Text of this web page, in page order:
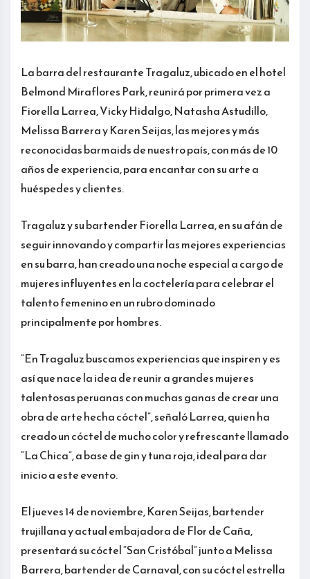
La barra del restaurante Tragaluz, ubicado en el hotel
Belmond Miraflores Park, reunirá por primera vez a
Fiorella Larrea, Vicky Hidalgo, Natasha Astudillo,
Melissa Barrera y Karen Seijas, las mejores y más
reconocidas barmaids de nuestro país, con más de 10
años de experiencia, para encantar con su arte a
huéspedes y clientes.
Tragaluz y su bartender Fiorella Larrea, en su afán de
seguir innovando y compartir las mejores experiencias
en su barra, han creado una noche especial a cargo de
mujeres influyentes en la coctelería para celebrar el
talento femenino en un rubro dominado
principalmente por hombres.
“En Tragaluz buscamos experiencias que inspiren y es
así que nace la idea de reunir a grandes mujeres
talentosas peruanas con muchas ganas de crear una
obra de arte hecha cóctel”, señaló Larrea, quien ha
creado un cóctel de mucho color y refrescante llamado
“La Chica”, a base de gin y tuna roja, ideal para dar
inicio a este evento.
El jueves 14 de noviembre, Karen Seijas, bartender
trujillana y actual embajadora de Flor de Caña,
presentará su cóctel “San Cristóbal” junto a Melissa
Barrera, bartender de Carnaval, con su cóctel estrella